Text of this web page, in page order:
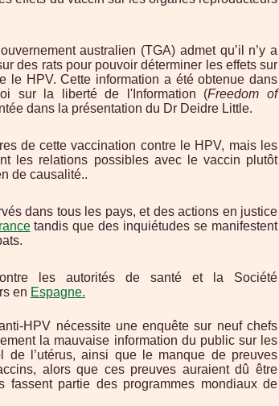
australien (TGA) admet qu’il n’y a
des rats pour pouvoir déterminer les effets sur
le HPV. Cette information a été obtenue dans
sur la liberté de l'Information (Freedom of
dans la présentation du Dr Deidre Little.
de cette vaccination contre le HPV, mais les
les relations possibles avec le vaccin plutôt
de causalité..
dans tous les pays, et des actions en justice
tandis que des inquiétudes se manifestent
les autorités de santé et la Société
en Espagne.
HPV nécessite une enquête sur neuf chefs
la mauvaise information du public sur les
l’utérus, ainsi que le manque de preuves
alors que ces preuves auraient dû être
fassent partie des programmes mondiaux de